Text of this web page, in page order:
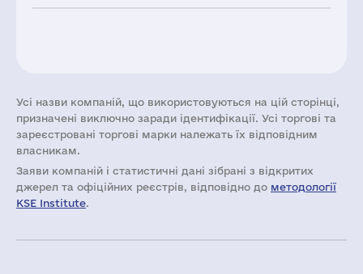
Усі назви компаній, що використовуються на цій сторінці,
призначені виключно заради ідентифікації. Усі торгові та
зареєстровані торгові марки належать їх відповідним
власникам.
Заяви компаній i статистичні дані зібрані з відкритих
джерел та офіційних реєстрів, відповідно до методології
KSE Institute.